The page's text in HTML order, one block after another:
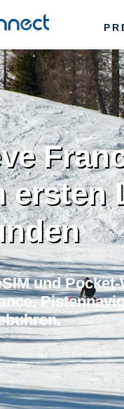
ersten
und